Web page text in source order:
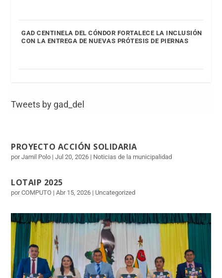
GAD CENTINELA DEL CÓNDOR FORTALECE LA INCLUSIÓN
CON LA ENTREGA DE NUEVAS PRÓTESIS DE PIERNAS
Tweets by gad_del
PROYECTO ACCIÓN SOLIDARIA
por Jamil Polo | Jul 20, 2026 | Noticias de la municipalidad
LOTAIP 2025
por COMPUTO | Abr 15, 2026 | Uncategorized